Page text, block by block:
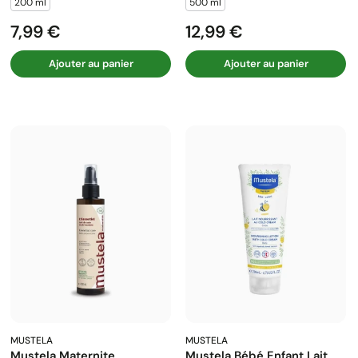
Prix
7,99 €
Ajouter au panier
Prix
12,99 €
Ajouter au panier
MUSTELA MUSTELA